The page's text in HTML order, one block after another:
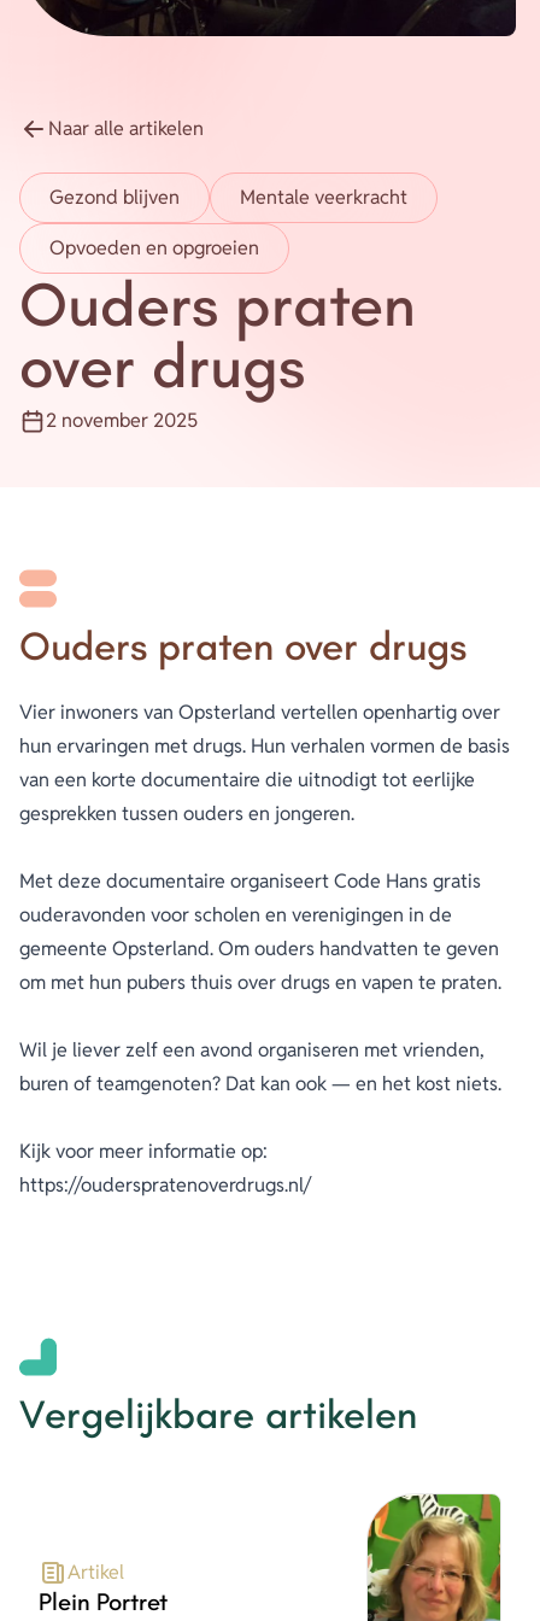
Inloggen
Privacy verklaring
Home
Naar alle artikelen
Gezond blijven
Mentale veerkracht
Opvoeden en opgroeien
Ouders praten
over drugs
Publicatiedatum
2 november 2025
Ouders praten over drugs
Vier inwoners van Opsterland vertellen openhartig over
hun ervaringen met drugs. Hun verhalen vormen de basis
van een korte documentaire die uitnodigt tot eerlijke
gesprekken tussen ouders en jongeren.
Met deze documentaire organiseert Code Hans gratis
ouderavonden voor scholen en verenigingen in de
gemeente Opsterland. Om ouders handvatten te geven
om met hun pubers thuis over drugs en vapen te praten.
Wil je liever zelf een avond organiseren met vrienden,
buren of teamgenoten? Dat kan ook — en het kost niets.
Kijk voor meer informatie op:
https://ouderspratenoverdrugs.nl/
Vergelijkbare artikelen
Artikel
Plein Portret